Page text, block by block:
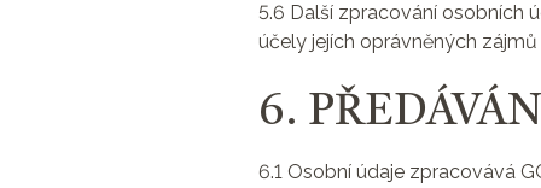
5.6 Další zpracování osobních
účely jejích oprávněných
6.
6.1 Osobní údaje zpracovává